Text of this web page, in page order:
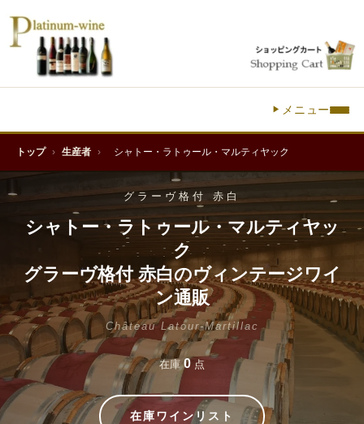
メニュー
トップ › 生産者 › シャトー・ラトゥール・マルティヤック
グラーヴ格付 赤白
シャトー・ラトゥール・マルティヤッ
ク
グラーヴ格付 赤白のヴィンテージワイ
ン通販
Château Latour-Martillac
在庫0 点
在庫ワインリスト